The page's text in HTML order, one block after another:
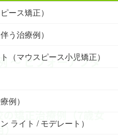
～ ビフォーアフタ
）
ース矯正）
う治療例）
（マウスピース小児矯正）
例）
ライト / モデレート）